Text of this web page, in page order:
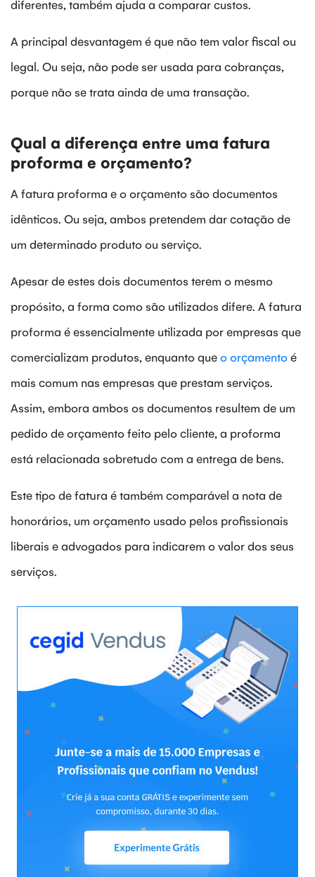
diferentes, também ajuda a comparar custos.
A principal desvantagem é que não tem valor fiscal ou
legal. Ou seja, não pode ser usada para cobranças,
porque não se trata ainda de uma transação.
Qual a diferença entre uma fatura
proforma e orçamento?
A fatura proforma e o orçamento são documentos
idênticos. Ou seja, ambos pretendem dar cotação de
um determinado produto ou serviço.
Apesar de estes dois documentos terem o mesmo
propósito, a forma como são utilizados difere. A fatura
proforma é essencialmente utilizada por empresas que
comercializam produtos, enquanto queo orçamentoé
mais comum nas empresas que prestam serviços.
Assim, embora ambos os documentos resultem de um
pedido de orçamento feito pelo cliente, a proforma
está relacionada sobretudo com a entrega de bens.
Este tipo de fatura é também comparável a nota de
honorários, um orçamento usado pelos profissionais
liberais e advogados para indicarem o valor dos seus
serviços.